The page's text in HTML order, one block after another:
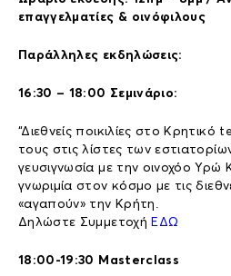
επαγγελματίες & οινόφιλους
Παράλληλες εκδηλώσεις:
16:30 – 18:00 Σεμινάριο:
“Διεθνείς ποικιλίες στο
τους στις λίστες των
γευσιγνωσία με την οινοχόο Υρώ
γνωριμία στον κόσμο με τις
«αγαπούν» την Κρήτη.
Δηλώστε Συμμετοχή ΕΔΩ
18:00-19:30 Masterclass